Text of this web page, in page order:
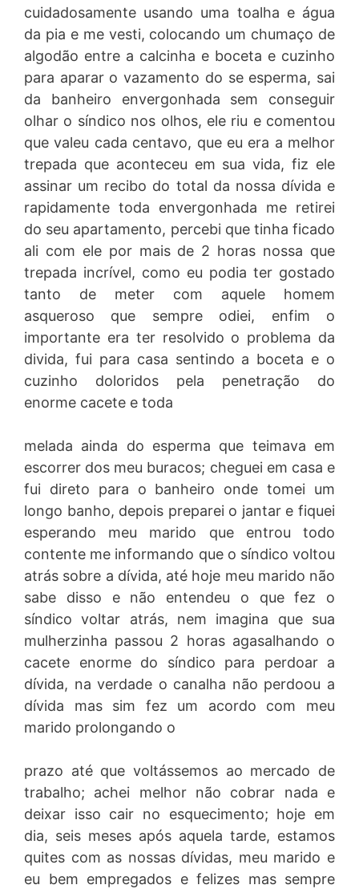
cuidadosamente usando uma toalha e água
da pia e me vesti, colocando um chumaço de
algodão entre a calcinha e boceta e cuzinho
para aparar o vazamento do se esperma, sai
da banheiro envergonhada sem conseguir
olhar o síndico nos olhos, ele riu e comentou
que valeu cada centavo, que eu era a melhor
trepada que aconteceu em sua vida, fiz ele
assinar um recibo do total da nossa dívida e
rapidamente toda envergonhada me retirei
do seu apartamento, percebi que tinha ficado
ali com ele por mais de 2 horas nossa que
trepada incrível, como eu podia ter gostado
tanto de meter com aquele homem
asqueroso que sempre odiei, enfim o
importante era ter resolvido o problema da
divida, fui para casa sentindo a boceta e o
cuzinho doloridos pela penetração do
enorme cacete e toda
melada ainda do esperma que teimava em
escorrer dos meu buracos; cheguei em casa e
fui direto para o banheiro onde tomei um
longo banho, depois preparei o jantar e fiquei
esperando meu marido que entrou todo
contente me informando que o síndico voltou
atrás sobre a dívida, até hoje meu marido não
sabe disso e não entendeu o que fez o
síndico voltar atrás, nem imagina que sua
mulherzinha passou 2 horas agasalhando o
cacete enorme do síndico para perdoar a
dívida, na verdade o canalha não perdoou a
dívida mas sim fez um acordo com meu
marido prolongando o
prazo até que voltássemos ao mercado de
trabalho; achei melhor não cobrar nada e
deixar isso cair no esquecimento; hoje em
dia, seis meses após aquela tarde, estamos
quites com as nossas dívidas, meu marido e
eu bem empregados e felizes mas sempre